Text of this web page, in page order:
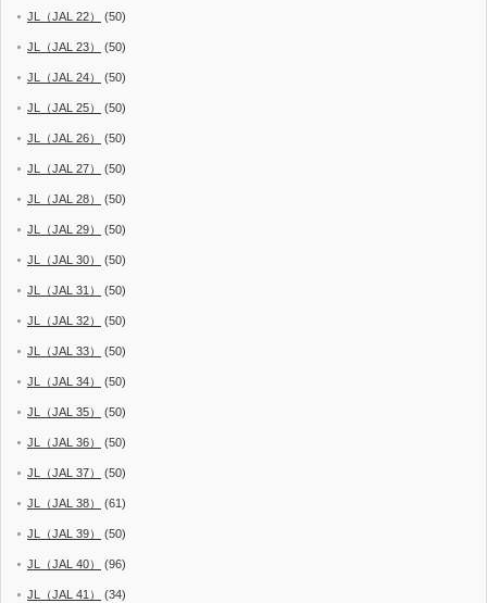
JL（JAL 22） (50)
JL（JAL 23） (50)
JL（JAL 24） (50)
JL（JAL 25） (50)
JL（JAL 26） (50)
JL（JAL 27） (50)
JL（JAL 28） (50)
JL（JAL 29） (50)
JL（JAL 30） (50)
JL（JAL 31） (50)
JL（JAL 32） (50)
JL（JAL 33） (50)
JL（JAL 34） (50)
JL（JAL 35） (50)
JL（JAL 36） (50)
JL（JAL 37） (50)
JL（JAL 38） (61)
JL（JAL 39） (50)
JL（JAL 40） (96)
JL（JAL 41） (34)